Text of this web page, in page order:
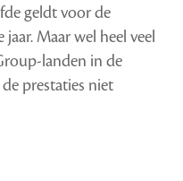
geldt voor de
Maar wel heel veel
landen in de
prestaties niet